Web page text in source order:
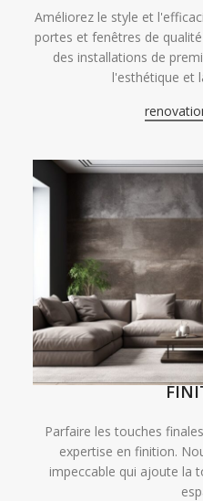
Améliorez le style et
portes et fenêtres de
des installations de
l'esthétique et
Parfaire les touches
expertise en finition.
impeccable qui ajoute la